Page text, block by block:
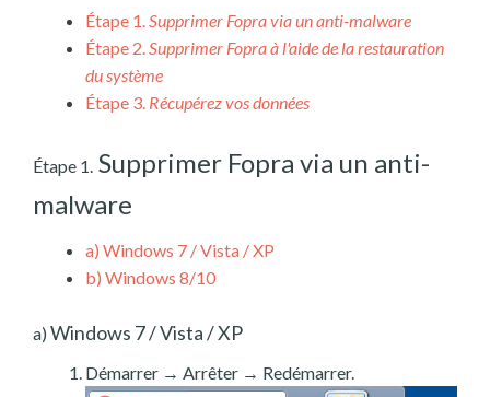
Étape 1.Supprimer Fopra via un anti-malware
Étape 2.Supprimer Fopra à l'aide de la restauration
du système
Étape 3. Récupérez vos données
Étape 1. Supprimer Fopra via un anti-
malware
a) Windows 7 / Vista / XP
b) Windows 8/10
a) Windows 7 / Vista / XP
Démarrer → Arrêter → Redémarrer.